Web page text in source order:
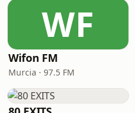
WF
Wifon FM
Murcia · 97.5 FM